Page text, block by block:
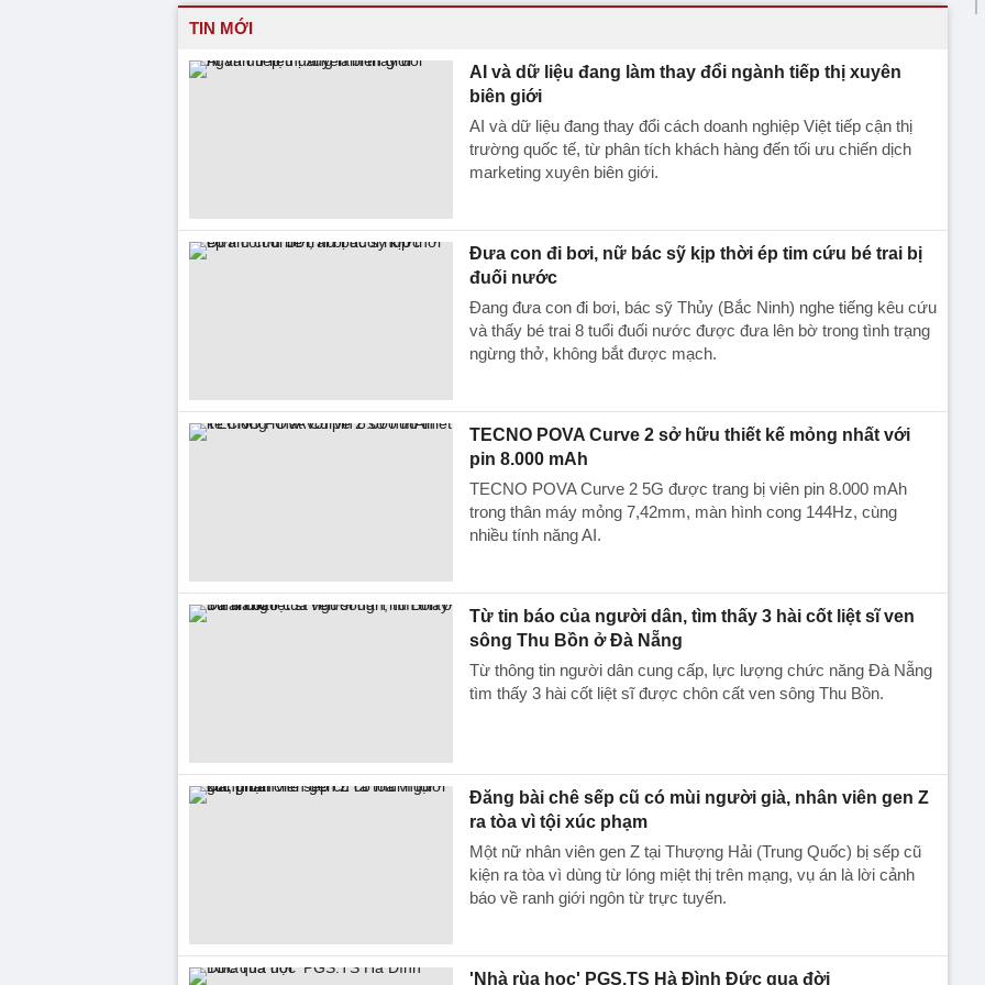
TIN MỚI
AI và dữ liệu đang làm thay đổi ngành tiếp thị xuyên
biên giới
AI và dữ liệu đang thay đổi cách doanh nghiệp Việt tiếp cận thị
trường quốc tế, từ phân tích khách hàng đến tối ưu chiến dịch
marketing xuyên biên giới.
Đưa con đi bơi, nữ bác sỹ kịp thời ép tim cứu bé trai bị
đuối nước
Đang đưa con đi bơi, bác sỹ Thủy (Bắc Ninh) nghe tiếng kêu cứu
và thấy bé trai 8 tuổi đuối nước được đưa lên bờ trong tình trạng
ngừng thở, không bắt được mạch.
TECNO POVA Curve 2 sở hữu thiết kế mỏng nhất với
pin 8.000 mAh
TECNO POVA Curve 2 5G được trang bị viên pin 8.000 mAh
trong thân máy mỏng 7,42mm, màn hình cong 144Hz, cùng
nhiều tính năng AI.
Từ tin báo của người dân, tìm thấy 3 hài cốt liệt sĩ ven
sông Thu Bồn ở Đà Nẵng
Từ thông tin người dân cung cấp, lực lượng chức năng Đà Nẵng
tìm thấy 3 hài cốt liệt sĩ được chôn cất ven sông Thu Bồn.
Đăng bài chê sếp cũ có mùi người già, nhân viên gen Z
ra tòa vì tội xúc phạm
Một nữ nhân viên gen Z tại Thượng Hải (Trung Quốc) bị sếp cũ
kiện ra tòa vì dùng từ lóng miệt thị trên mạng, vụ án là lời cảnh
báo về ranh giới ngôn từ trực tuyến.
'Nhà rùa học' PGS.TS Hà Đình Đức qua đời